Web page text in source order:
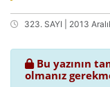
323. SAYI | 2013
Bu yazının
olmanız